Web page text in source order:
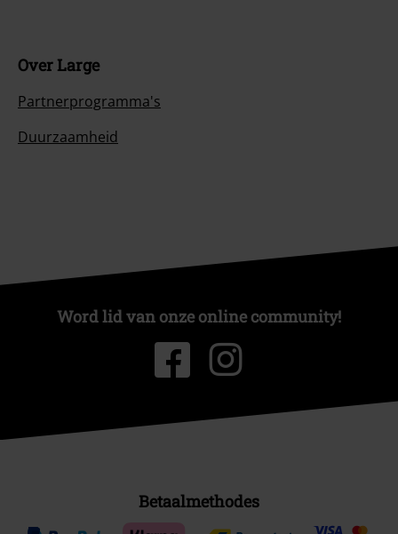
Over Large
Partnerprogramma's
Duurzaamheid
Word lid van onze online community!
Betaalmethodes